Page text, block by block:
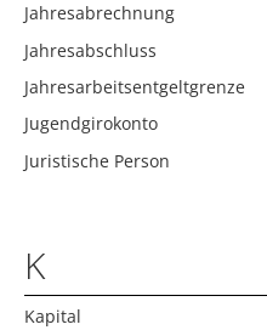
Jahresabrechnung
Jahresabschluss
Jahresarbeitsentgeltgrenze
Jugendgirokonto
Juristische Person
K
Kapital